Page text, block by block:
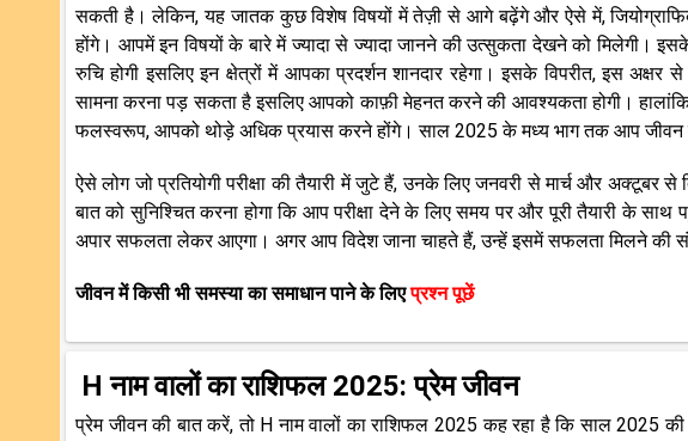
सकती है। लेकिन, यह जातक कुछ विशेष विषयों में तेज़ी से आगे बढ़ेंगे और ऐसे में,
होंगे। आपमें इन विषयों के बारे में ज्यादा से ज्यादा जानने की उत्सुकता देखने को मिलेगी।
रुचि होगी इसलिए इन क्षेत्रों में आपका प्रदर्शन शानदार रहेगा। इसके विपरीत, इस
सामना करना पड़ सकता है इसलिए आपको काफ़ी मेहनत करने की आवश्यकता होगी।
फलस्वरूप, आपको थोड़े अधिक प्रयास करने होंगे। साल 2025 के मध्य भाग तक आप जीवन
ऐसे लोग जो प्रतियोगी परीक्षा की तैयारी में जुटे हैं, उनके लिए जनवरी से मार्च और
बात को सुनिश्चित करना होगा कि आप परीक्षा देने के लिए समय पर और पूरी तैयारी के
अपार सफलता लेकर आएगा। अगर आप विदेश जाना चाहते हैं, उन्हें इसमें सफलता मिलने की
जीवन में किसी भी समस्या का समाधान पाने के लिएप्रश्न पूछें
H नाम वालों का राशिफल 2025: प्रेम जीवन
प्रेम जीवन की बात करें, तो H नाम वालों का राशिफल 2025 कह रहा है कि साल 2025